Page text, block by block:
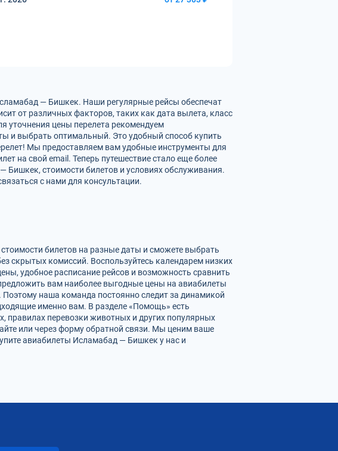
— Бишкек. Наши регулярные рейсы обеспечат
от различных факторов, таких как дата вылета, класс
уточнения цены перелета рекомендуем
и выбрать оптимальный. Это удобный способ купить
Мы предоставляем вам удобные инструменты для
на свой email. Теперь путешествие стало еще более
стоимости билетов и условиях обслуживания.
с нами для консультации.
билетов на разные даты и сможете выбрать
скрытых комиссий. Воспользуйтесь календарем низких
удобное расписание рейсов и возможность сравнить
вам наиболее выгодные цены на авиабилеты
наша команда постоянно следит за динамикой
именно вам. В разделе «Помощь» есть
правилах перевозки животных и других популярных
или через форму обратной связи. Мы ценим ваше
авиабилеты Исламабад — Бишкек у нас и